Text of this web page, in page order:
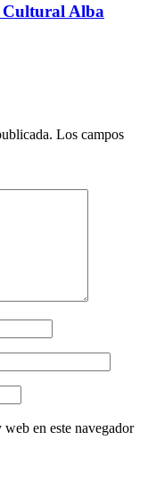
Cultural Alba
Los campos
en este navegador